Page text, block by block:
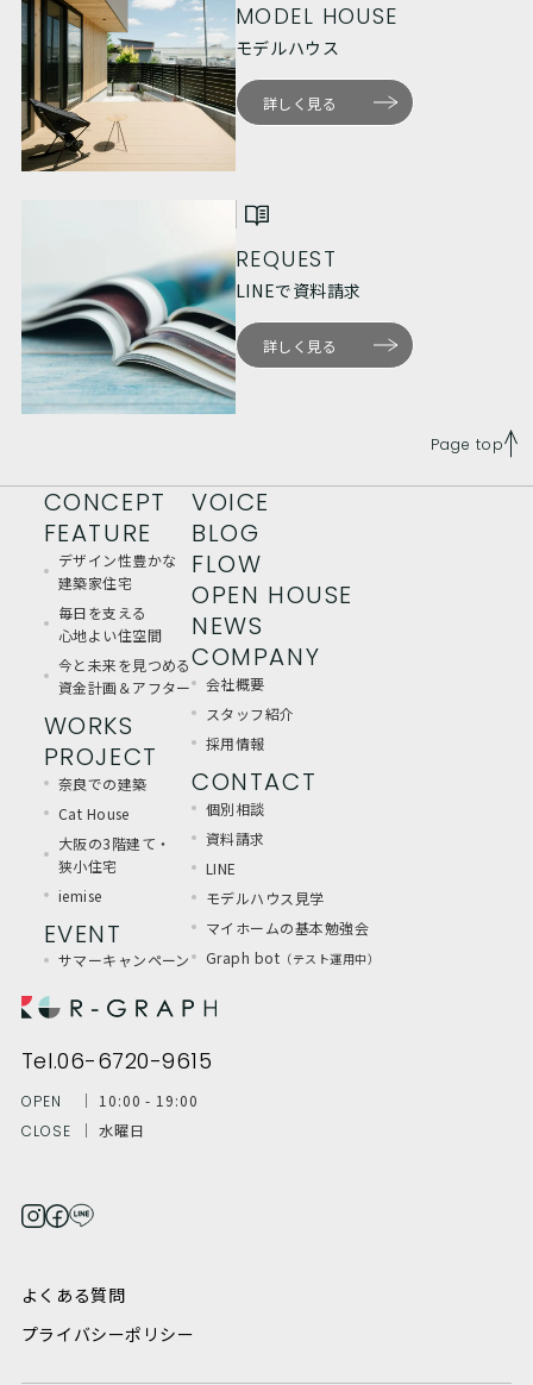
MODEL HOUSE
モデルハウス
詳しく見る
REQUEST
LINEで資料請求
詳しく見る
Page top
CONCEPT
FEATURE
デザイン性豊かな
建築家住宅
毎日を支える
心地よい住空間
今と未来を見つめる
資金計画＆アフター
WORKS
PROJECT
奈良での建築
Cat House
大阪の3階建て・
狭小住宅
iemise
EVENT
サマーキャンペーン
VOICE
BLOG
FLOW
OPEN HOUSE
NEWS
COMPANY
会社概要
スタッフ紹介
採用情報
CONTACT
個別相談
資料請求
LINE
モデルハウス見学
マイホームの基本勉強会
Graph bot （テスト運用中）
Tel.06-6720-9615
OPEN
│ 10:00 - 19:00
CLOSE
│ 水曜日
よくある質問
プライバシーポリシー